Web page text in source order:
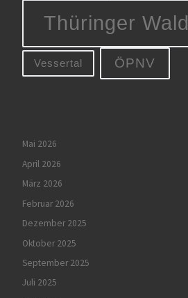
Thüringer Wald
Vessertal ÖPNV
Mai 2026
April 2026
März 2026
Februar 2026
Dezember 2025
Oktober 2025
September 2025
Juli 2025